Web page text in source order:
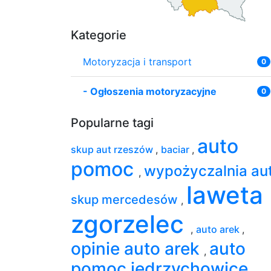
Kategorie
Motoryzacja i transport 0
- Ogłoszenia motoryzacyjne 0
Popularne tagi
skup aut rzeszów , baciar , auto
pomoc , wypożyczalnia
skup mercedesów , laweta
zgorzelec
, auto arek ,
opinie auto arek , auto